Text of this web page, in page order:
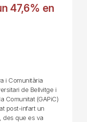
47,6% en
i Comunitària
de Bellvitge i
Comunitat (GAPiC)
post-infart un
des que es va